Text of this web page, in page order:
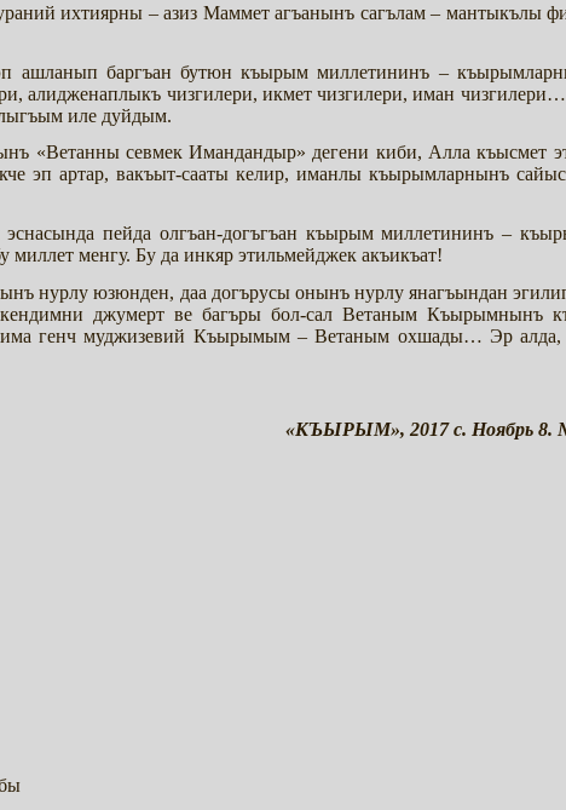
ихтиярны – азиз Маммет агъанынъ сагълам – мантыкълы
ашланып баргъан бутюн къырым миллетининъ –
алидженаплыкъ чизгилери, икмет чизгилери, иман
иле дуйдым.
«Ветанны севмек Имандандыр» дегени киби, Алла къысмет
эп артар, вакъыт-сааты келир, иманлы къырымларнынъ
пейда олгъан-догъгъан къырым миллетининъ –
миллет менгу. Бу да инкяр этильмейджек акъикъат!
нурлу юзюнден, даа догърусы онынъ нурлу янагъындан
джумерт ве багъры бол-сал Ветаным Къырымнынъ
генч муджизевий Къырымым – Ветаным охшады… Эр
«КЪЫРЫМ», 2017 с. Ноябрь 8.